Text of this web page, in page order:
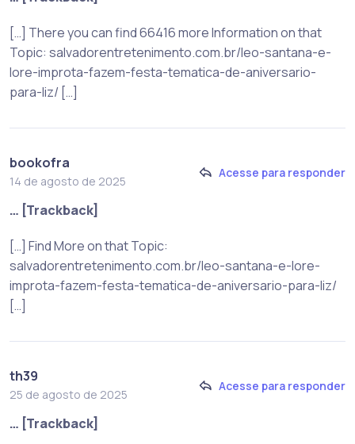
[…] There you can find 66416 more Information on that
Topic: salvadorentretenimento.com.br/leo-santana-e-
lore-improta-fazem-festa-tematica-de-aniversario-
para-liz/ […]
bookofra
14 de agosto de 2025
Acesse para responder
… [Trackback]
[…] Find More on that Topic:
salvadorentretenimento.com.br/leo-santana-e-lore-
improta-fazem-festa-tematica-de-aniversario-para-liz/
[…]
th39
25 de agosto de 2025
Acesse para responder
… [Trackback]